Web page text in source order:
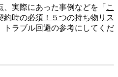
実際にあった事例などを「 こ
時の必須！５つの持ち物リス
トラブル回避の参考にしてくだ